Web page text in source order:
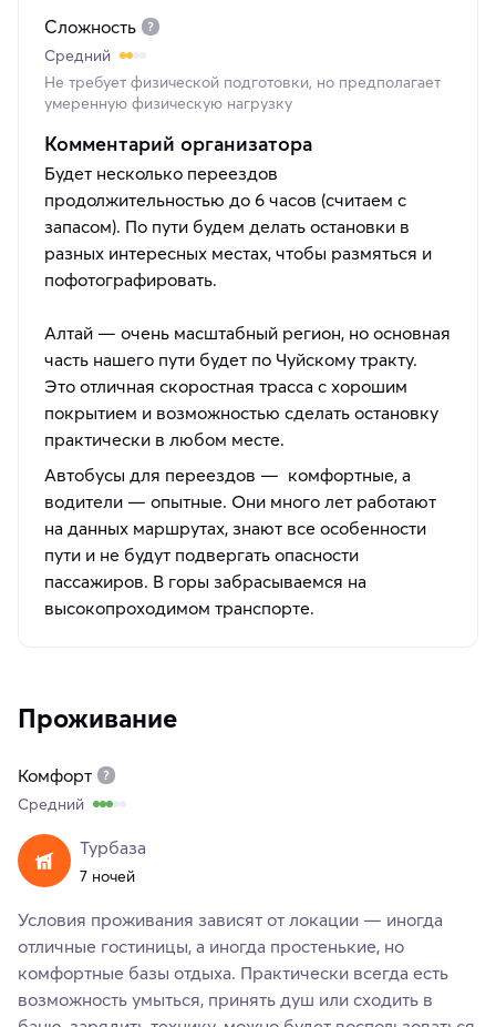
Сложность
Средний
Не требует физической подготовки, но предполагает
умеренную физическую нагрузку
Комментарий организатора
Будет несколько переездов
продолжительностью до 6 часов (считаем с
запасом). По пути будем делать остановки в
разных интересных местах, чтобы размяться и
пофотографировать.
Алтай — очень масштабный регион, но основная
часть нашего пути будет по Чуйскому тракту.
Это отличная скоростная трасса с хорошим
покрытием и возможностью сделать остановку
практически в любом месте.
Автобусы для переездов — комфортные, а
водители — опытные. Они много лет работают
на данных маршрутах, знают все особенности
пути и не будут подвергать опасности
пассажиров. В горы забрасываемся на
высокопроходимом транспорте.
Проживание
Комфорт
Средний
Турбаза
7 ночей
Условия проживания зависят от локации — иногда
отличные гостиницы, а иногда простенькие, но
комфортные базы отдыха. Практически всегда есть
возможность умыться, принять душ или сходить в